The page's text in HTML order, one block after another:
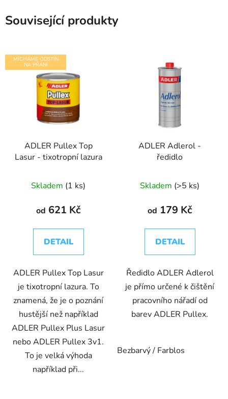
Související produkty
MÍCHÁME ODSTÍN
NA PŘÁNÍ
ADLER Pullex Top
Lasur - tixotropní lazura
Skladem (1 ks)
od 621 Kč
DETAIL
ADLER Pullex Top Lasur
je tixotropní lazura. To
znamená, že je o poznání
hustější než například
ADLER Pullex Plus Lasur
nebo ADLER Pullex 3v1.
To je velká výhoda
například při...
ADLER Adlerol -
ředidlo
Skladem (>5 ks)
od 179 Kč
DETAIL
Ředidlo ADLER Adlerol
je přímo určené k čištění
pracovního nářadí od
barev ADLER Pullex.
Bezbarvý / Farblos